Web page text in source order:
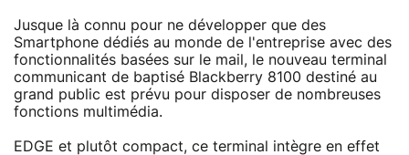
Jusque là connu pour ne développer que des
Smartphone dédiés au monde de l'entreprise avec des
fonctionnalités basées sur le mail, le nouveau terminal
communicant de baptisé Blackberry 8100 destiné au
grand public est prévu pour disposer de nombreuses
fonctions multimédia.
EDGE et plutôt compact, ce terminal intègre en effet